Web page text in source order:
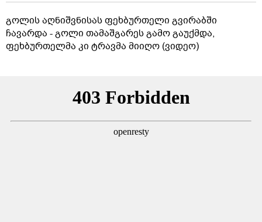
გოლის აღნიშვნისას ფეხბურთელი გვირაბში
ჩავარდა - გოლი თამაშგარეს გამო გაუქმდა,
ფეხბურთელმა კი ტრავმა მიიღო (ვიდეო)